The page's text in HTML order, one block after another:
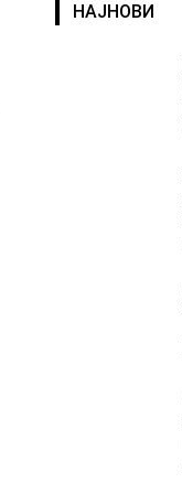
НАЈНОВИ